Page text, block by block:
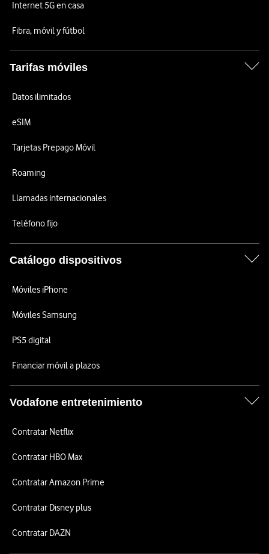
Internet 5G en casa
Fibra, móvil y fútbol
Tarifas móviles
Datos ilimitados
eSIM
Tarjetas Prepago Móvil
Roaming
Llamadas internacionales
Teléfono fijo
Catálogo dispositivos
Móviles iPhone
Móviles Samsung
PS5 digital
Financiar móvil a plazos
Vodafone entretenimiento
Contratar Netflix
Contratar HBO Max
Contratar Amazon Prime
Contratar Disney plus
Contratar DAZN